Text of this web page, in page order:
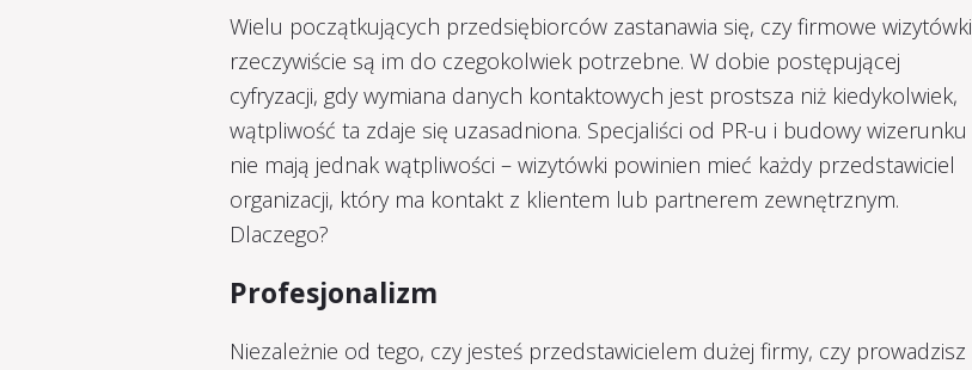
Wielu początkujących przedsiębiorców zastanawia się, czy firmowe wizytówki
rzeczywiście są im do czegokolwiek potrzebne. W dobie postępującej
cyfryzacji, gdy wymiana danych kontaktowych jest prostsza niż kiedykolwiek,
wątpliwość ta zdaje się uzasadniona. Specjaliści od PR-u i budowy wizerunku
nie mają jednak wątpliwości – wizytówki powinien mieć każdy przedstawiciel
organizacji, który ma kontakt z klientem lub partnerem zewnętrznym.
Dlaczego?
Profesjonalizm
Niezależnie od tego, czy jesteś przedstawicielem dużej firmy, czy prowadzisz